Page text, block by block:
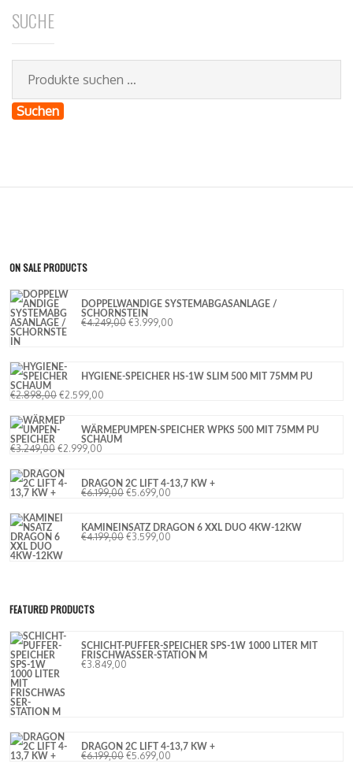
SUCHE
Suchen
ON SALE PRODUCTS
DOPPELWANDIGE SYSTEMABGASANLAGE /
SCHORNSTEIN
€4.249,00 €3.999,00
HYGIENE-SPEICHER HS-1W SLIM 500 MIT 75MM PU
SCHAUM
€2.898,00 €2.599,00
WÄRMEPUMPEN-SPEICHER WPKS 500 MIT 75MM PU
SCHAUM
€3.249,00 €2.999,00
DRAGON 2C LIFT 4-13,7 KW +
€6.199,00 €5.699,00
KAMINEINSATZ DRAGON 6 XXL DUO 4KW-12KW
€4.199,00 €3.599,00
FEATURED PRODUCTS
SCHICHT-PUFFER-SPEICHER SPS-1W 1000 LITER MIT
FRISCHWASSER-STATION M
€3.849,00
DRAGON 2C LIFT 4-13,7 KW +
€6.199,00 €5.699,00